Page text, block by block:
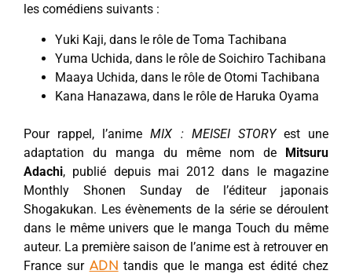
les comédiens suivants :
Yuki Kaji, dans le rôle de Toma Tachibana
Yuma Uchida, dans le rôle de Soichiro Tachibana
Maaya Uchida, dans le rôle de Otomi Tachibana
Kana Hanazawa, dans le rôle de Haruka Oyama
Pour rappel, l’animeMIX : MEISEI STORYest une
adaptation du manga du même nom de Mitsuru
Adachi, publié depuis mai 2012 dans le magazine
Monthly Shonen Sunday de l’éditeur japonais
Shogakukan. Les évènements de la série se déroulent
dans le même univers que le manga Touch du même
auteur. La première saison de l’anime est à retrouver en
France sur ADN tandis que le manga est édité chez